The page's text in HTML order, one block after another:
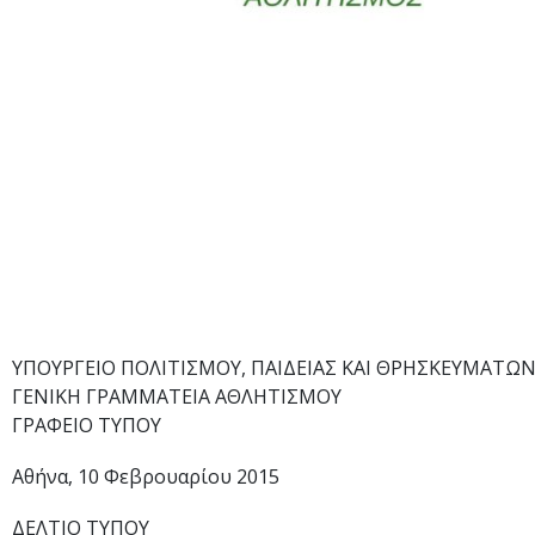
ΥΠΟΥΡΓΕΙΟ ΠΟΛΙΤΙΣΜΟΥ, ΠΑΙΔΕΙΑΣ ΚΑΙ ΘΡΗΣΚΕΥΜΑΤΩΝ
ΓΕΝΙΚΗ ΓΡΑΜΜΑΤΕΙΑ ΑΘΛΗΤΙΣΜΟΥ
ΓΡΑΦΕΙΟ ΤΥΠΟΥ
Αθήνα, 10 Φεβρουαρίου 2015
ΔΕΛΤΙΟ ΤΥΠΟΥ